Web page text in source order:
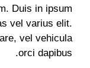
Duis in ipsum
vel varius elit.
vel vehicula
orci dapibus.